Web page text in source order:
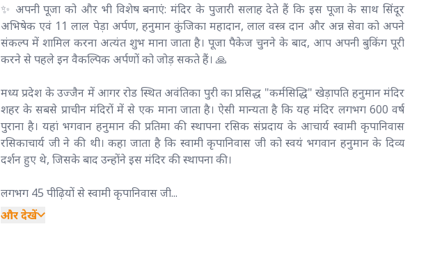
✨ अपनी पूजा को और भी विशेष बनाएं: मंदिर के पुजारी सलाह देते हैं कि इस पूजा के साथ सिंदूर
अभिषेक एवं 11 लाल पेड़ा अर्पण, हनुमान कुंजिका महादान, लाल वस्त्र दान और अन्न सेवा को अपने
संकल्प में शामिल करना अत्यंत शुभ माना जाता है। पूजा पैकेज चुनने के बाद, आप अपनी बुकिंग पूरी
करने से पहले इन वैकल्पिक अर्पणों को जोड़ सकते हैं। 🙏
मध्य प्रदेश के उज्जैन में आगर रोड स्थित अवंतिका पुरी का प्रसिद्ध "कर्मसिद्धि" खेड़ापति हनुमान मंदिर
शहर के सबसे प्राचीन मंदिरों में से एक माना जाता है। ऐसी मान्यता है कि यह मंदिर लगभग 600 वर्ष
पुराना है। यहां भगवान हनुमान की प्रतिमा की स्थापना रसिक संप्रदाय के आचार्य स्वामी कृपानिवास
रसिकाचार्य जी ने की थी। कहा जाता है कि स्वामी कृपानिवास जी को स्वयं भगवान हनुमान के दिव्य
दर्शन हुए थे, जिसके बाद उन्होंने इस मंदिर की स्थापना की।
लगभग 45 पीढ़ियों से स्वामी कृपानिवास जी...
और देखें